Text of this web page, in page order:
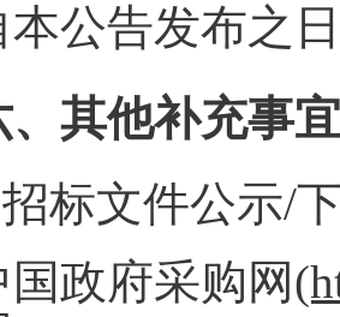
本公告发布之
、其他补充事宜
标文件公示/
国政府采购网